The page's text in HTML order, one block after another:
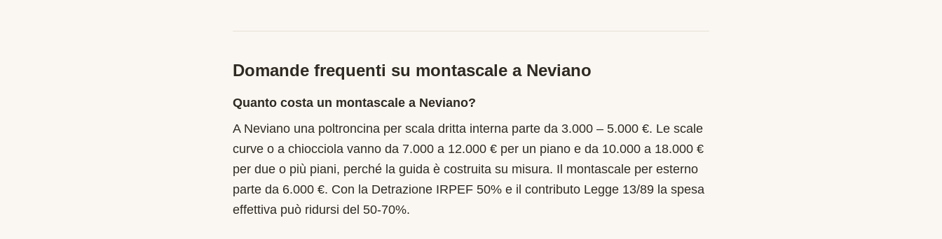
Domande frequenti su montascale a Neviano
Quanto costa un montascale a Neviano?
A Neviano una poltroncina per scala dritta interna parte da 3.000 – 5.000 €. Le scale
curve o a chiocciola vanno da 7.000 a 12.000 € per un piano e da 10.000 a 18.000 €
per due o più piani, perché la guida è costruita su misura. Il montascale per esterno
parte da 6.000 €. Con la Detrazione IRPEF 50% e il contributo Legge 13/89 la spesa
effettiva può ridursi del 50-70%.